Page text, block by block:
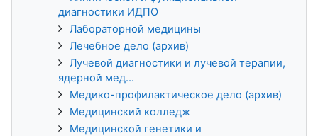
диагностики ИДПО
Лабораторной медицины
Лечебное дело (архив)
Лучевой диагностики и лучевой терапии,
ядерной мед...
Медико-профилактическое дело (архив)
Медицинский колледж
Медицинской генетики и